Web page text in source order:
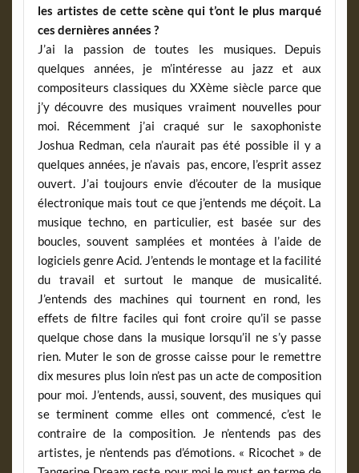
les artistes de cette scène qui t’ont le plus marqué
ces dernières années ?
J’ai la passion de toutes les musiques. Depuis
quelques années, je m’intéresse au jazz et aux
compositeurs classiques du XXème siècle parce que
j’y découvre des musiques vraiment nouvelles pour
moi. Récemment j’ai craqué sur le saxophoniste
Joshua Redman, cela n’aurait pas été possible il y a
quelques années, je n’avais pas, encore, l’esprit assez
ouvert. J’ai toujours envie d’écouter de la musique
électronique mais tout ce que j’entends me déçoit. La
musique techno, en particulier, est basée sur des
boucles, souvent samplées et montées à l’aide de
logiciels genre Acid. J’entends le montage et la facilité
du travail et surtout le manque de musicalité.
J’entends des machines qui tournent en rond, les
effets de filtre faciles qui font croire qu’il se passe
quelque chose dans la musique lorsqu’il ne s’y passe
rien. Muter le son de grosse caisse pour le remettre
dix mesures plus loin n’est pas un acte de composition
pour moi. J’entends, aussi, souvent, des musiques qui
se terminent comme elles ont commencé, c’est le
contraire de la composition. Je n’entends pas des
artistes, je n’entends pas d’émotions. « Ricochet » de